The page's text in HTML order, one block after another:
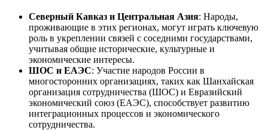
Северный Кавказ и Центральная Азия: Народы,
проживающие в этих регионах, могут играть ключевую
роль в укреплении связей с соседними государствами,
учитывая общие исторические, культурные и
экономические интересы.
ШОС и ЕАЭС: Участие народов России в
многосторонних организациях, таких как Шанхайская
организация сотрудничества (ШОС) и Евразийский
экономический союз (ЕАЭС), способствует развитию
интеграционных процессов и экономического
сотрудничества.